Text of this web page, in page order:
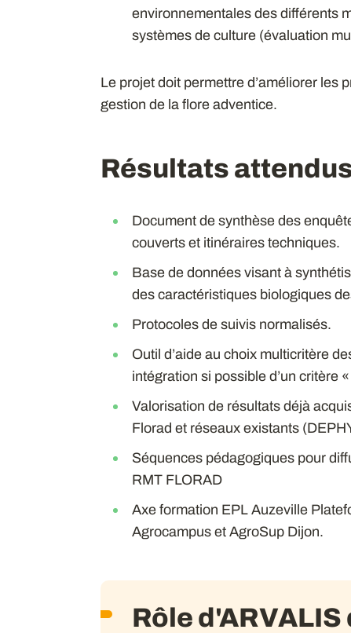
environnementales des différents
systèmes de culture (évaluation
Le projet doit permettre d’améliorer les
gestion de la flore adventice.
Résultats
Document de synthèse des
couverts et itinéraires techniques.
Base de données visant à
des caractéristiques biologiques
Protocoles de suivis normalisés.
Outil d’aide au choix multicritère
intégration si possible d’un critère
Valorisation de résultats déjà
Florad et réseaux existants
Séquences pédagogiques pour
RMT FLORAD
Axe formation EPL Auzeville
Agrocampus et AgroSup Dijon.
Rôle